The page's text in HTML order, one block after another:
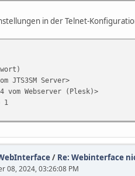
in der Telnet-
JTS3SM Server>
Webserver (Plesk)>
1
/ Re: Webinterface
08, 2024, 03:26:08 PM